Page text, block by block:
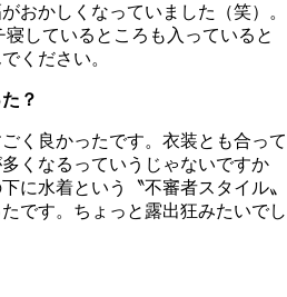
おかしくなっていました（笑）。
しているところも入っていると
ください。
？
く良かったです。衣装とも合って
くなるっていうじゃないですか
に水着という〝不審者スタイル〟
です。ちょっと露出狂みたいでし